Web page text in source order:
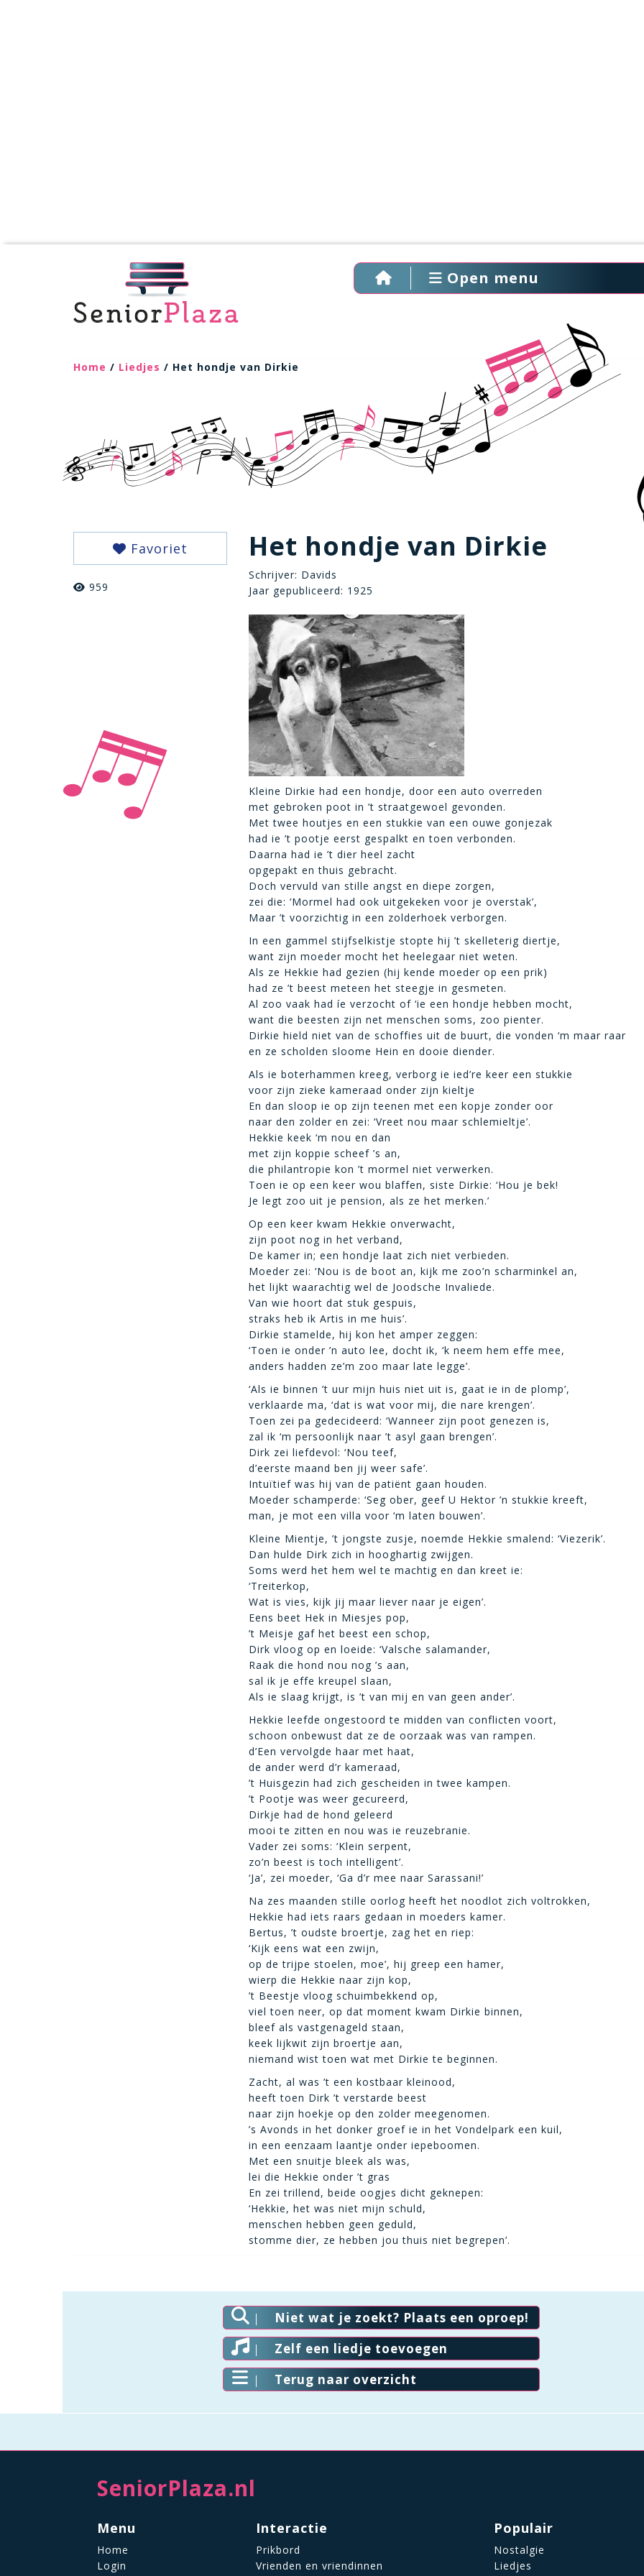
Open menu
Home / Liedjes / Het hondje van Dirkie
Favoriet
959
Het hondje van Dirkie
Schrijver: Davids
Jaar gepubliceerd: 1925
Kleine Dirkie had een hondje, door een auto overreden
met gebroken poot in ’t straatgewoel gevonden.
Met twee houtjes en een stukkie van een ouwe gonjezak
had ie ’t pootje eerst gespalkt en toen verbonden.
Daarna had ie ’t dier heel zacht
opgepakt en thuis gebracht.
Doch vervuld van stille angst en diepe zorgen,
zei die: ‘Mormel had ook uitgekeken voor je overstak’,
Maar ’t voorzichtig in een zolderhoek verborgen.
In een gammel stijfselkistje stopte hij ’t skelleterig diertje,
want zijn moeder mocht het heelegaar niet weten.
Als ze Hekkie had gezien (hij kende moeder op een prik)
had ze ’t beest meteen het steegje in gesmeten.
Al zoo vaak had íe verzocht of ‘ie een hondje hebben mocht,
want die beesten zijn net menschen soms, zoo pienter.
Dirkie hield niet van de schoffies uit de buurt, die vonden ‘m maar raar
en ze scholden sloome Hein en dooie diender.
Als ie boterhammen kreeg, verborg ie ied’re keer een stukkie
voor zijn zieke kameraad onder zijn kieltje
En dan sloop ie op zijn teenen met een kopje zonder oor
naar den zolder en zei: ‘Vreet nou maar schlemieltje’.
Hekkie keek ‘m nou en dan
met zijn koppie scheef ’s an,
die philantropie kon ’t mormel niet verwerken.
Toen ie op een keer wou blaffen, siste Dirkie: ‘Hou je bek!
Je legt zoo uit je pension, als ze het merken.’
Op een keer kwam Hekkie onverwacht,
zijn poot nog in het verband,
De kamer in; een hondje laat zich niet verbieden.
Moeder zei: ‘Nou is de boot an, kijk me zoo’n scharminkel an,
het lijkt waarachtig wel de Joodsche Invaliede.
Van wie hoort dat stuk gespuis,
straks heb ik Artis in me huis’.
Dirkie stamelde, hij kon het amper zeggen:
‘Toen ie onder ’n auto lee, docht ik, ‘k neem hem effe mee,
anders hadden ze’m zoo maar late legge’.
‘Als ie binnen ’t uur mijn huis niet uit is, gaat ie in de plomp’,
verklaarde ma, ‘dat is wat voor mij, die nare krengen’.
Toen zei pa gedecideerd: ‘Wanneer zijn poot genezen is,
zal ik ‘m persoonlijk naar ’t asyl gaan brengen’.
Dirk zei liefdevol: ‘Nou teef,
d’eerste maand ben jij weer safe’.
Intuïtief was hij van de patiënt gaan houden.
Moeder schamperde: ‘Seg ober, geef U Hektor ’n stukkie kreeft,
man, je mot een villa voor ‘m laten bouwen’.
Kleine Mientje, ’t jongste zusje, noemde Hekkie smalend: ‘Viezerik’.
Dan hulde Dirk zich in hooghartig zwijgen.
Soms werd het hem wel te machtig en dan kreet ie:
‘Treiterkop,
Wat is vies, kijk jij maar liever naar je eigen’.
Eens beet Hek in Miesjes pop,
’t Meisje gaf het beest een schop,
Dirk vloog op en loeide: ‘Valsche salamander,
Raak die hond nou nog ’s aan,
sal ik je effe kreupel slaan,
Als ie slaag krijgt, is ’t van mij en van geen ander’.
Hekkie leefde ongestoord te midden van conflicten voort,
schoon onbewust dat ze de oorzaak was van rampen.
d’Een vervolgde haar met haat,
de ander werd d’r kameraad,
’t Huisgezin had zich gescheiden in twee kampen.
’t Pootje was weer gecureerd,
Dirkje had de hond geleerd
mooi te zitten en nou was ie reuzebranie.
Vader zei soms: ‘Klein serpent,
zo’n beest is toch intelligent’.
‘Ja’, zei moeder, ‘Ga d’r mee naar Sarassani!’
Na zes maanden stille oorlog heeft het noodlot zich voltrokken,
Hekkie had iets raars gedaan in moeders kamer.
Bertus, ’t oudste broertje, zag het en riep:
‘Kijk eens wat een zwijn,
op de trijpe stoelen, moe’, hij greep een hamer,
wierp die Hekkie naar zijn kop,
’t Beestje vloog schuimbekkend op,
viel toen neer, op dat moment kwam Dirkie binnen,
bleef als vastgenageld staan,
keek lijkwit zijn broertje aan,
niemand wist toen wat met Dirkie te beginnen.
Zacht, al was ’t een kostbaar kleinood,
heeft toen Dirk ’t verstarde beest
naar zijn hoekje op den zolder meegenomen.
’s Avonds in het donker groef ie in het Vondelpark een kuil,
in een eenzaam laantje onder iepeboomen.
Met een snuitje bleek als was,
lei die Hekkie onder ’t gras
En zei trillend, beide oogjes dicht geknepen:
‘Hekkie, het was niet mijn schuld,
menschen hebben geen geduld,
stomme dier, ze hebben jou thuis niet begrepen’.
Niet wat je zoekt? Plaats een oproep!
Zelf een liedje toevoegen
Terug naar overzicht
SeniorPlaza.nl
Menu
Home
Login
Interactie
Prikbord
Vrienden en vriendinnen
Populair
Nostalgie
Liedjes